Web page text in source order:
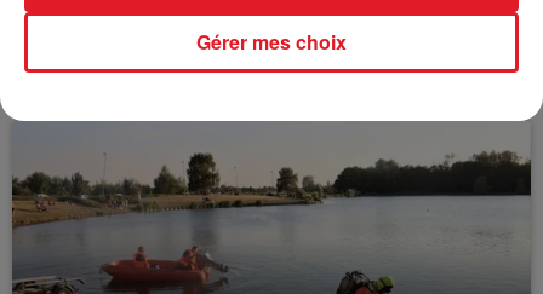
15 juillet 2026
BÉTHUNE: ENQUÊTE POUR HOMICIDE
VOLONTAIRE EN COURS, APRÈS LA...
à des prostituées
Gérer mes choix